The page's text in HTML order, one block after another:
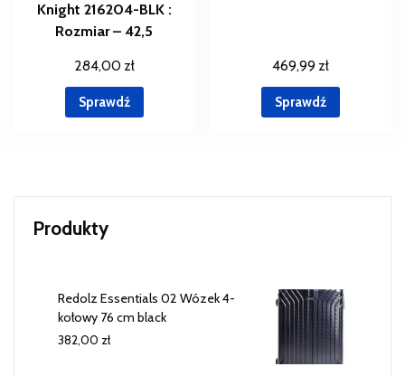
Knight 216204-BLK :
Rozmiar – 42,5
284,00 zł
Sprawdź
469,99 zł
Sprawdź
Produkty
Redolz Essentials 02 Wózek 4-
kołowy 76 cm black
382,00 zł